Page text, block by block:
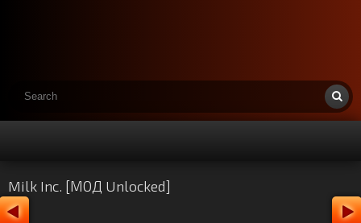
Milk Inc. [МОД Unlocked]